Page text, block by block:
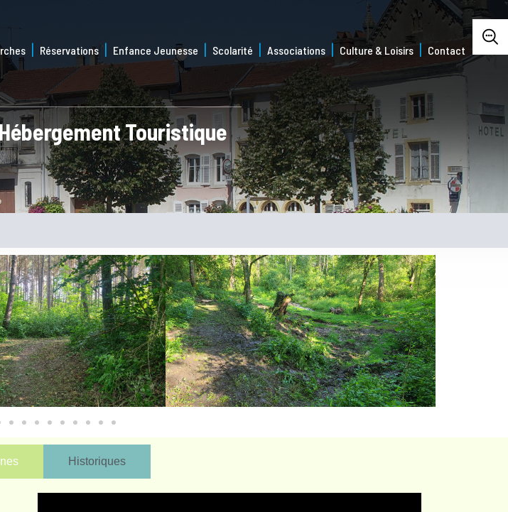
Réservations Enfance Jeunesse Scolarité Associations Culture & Loisirs Contact
Touristique
Historiques